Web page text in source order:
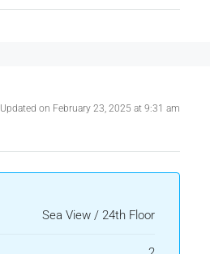
Updated on February 23, 2025 at 9:31 am
Sea View / 24th Floor